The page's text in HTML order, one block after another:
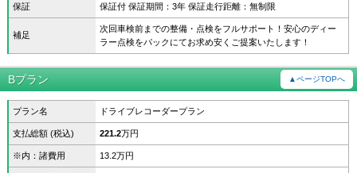
保証 保証付 保証期間：3年 保証走行距離：無制限
補足
次回車検前までの整備・点検をフルサポート！安心のディー
ラー点検をパックにてお求め安くご提案いたします！
Bプラン ▲ページTOPへ
プラン名 ドライブレコーダープラン
支払総額 (税込) 221.2万円
※内：諸費用 13.2万円